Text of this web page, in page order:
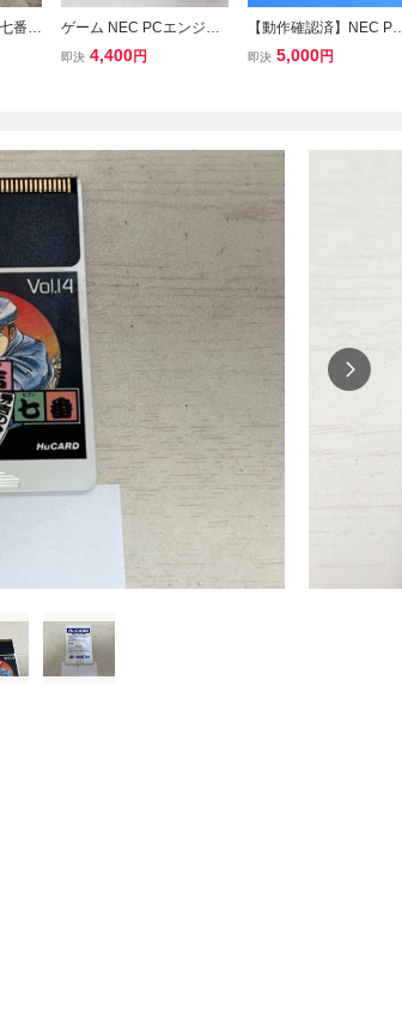
番
ゲーム NEC PCエンジン
ソフト Huカード スーパ
即決 4,400円
【動作確認済】NEC PC
エンジン アベニューパッ
即決 5,000円